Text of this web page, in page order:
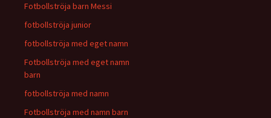
Fotbollströja barn Messi
fotbollströja junior
fotbollströja med eget namn
Fotbollströja med eget namn
barn
fotbollströja med namn
Fotbollströja med namn barn